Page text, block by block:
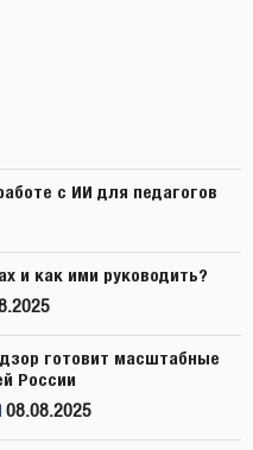
с ИИ для педагогов
и как ими руководить?
готовит масштабные
России
08.08.2025